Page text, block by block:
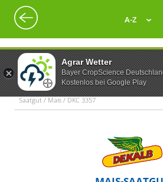
Agrar Wetter
Bayer CropScience
Kostenlos bei Google Play
A-Z
Saatgut / Mais / DKC 3357